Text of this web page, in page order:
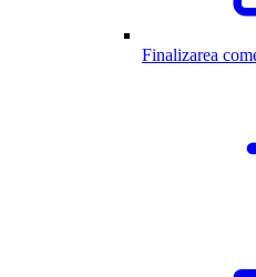
Finalizarea